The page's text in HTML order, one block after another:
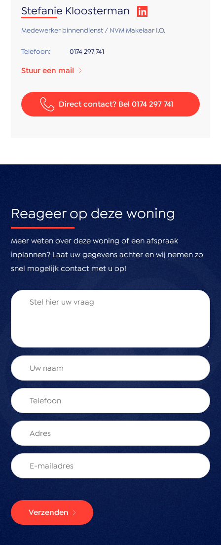
- in de directe omgeving van het openbaar vervoer
- oplevering in overleg
Kortom:
op een centrale locatie in Den Haag, met een prettige
indeling, moderne voorzieningen en alle dagelijkse
Stefanie Kloosterman
Medewerker binnendienst / NVM Makelaar I.O.
Telefoon: 0174 297 741
Stuur een mail
Direct contact? Bel 0174 297 741
Reageer op deze woning
Meer weten over deze woning of een afspraak
inplannen? Laat uw gegevens achter en wij nemen zo
snel mogelijk contact met u op!
Verzenden